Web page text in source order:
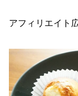
アフィリエイト